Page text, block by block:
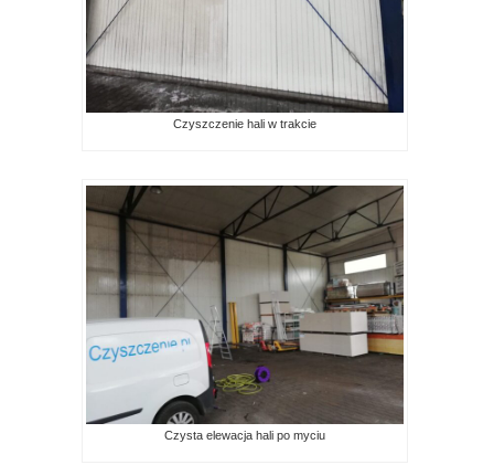
Czyszczenie hali w trakcie
Czysta elewacja hali po myciu